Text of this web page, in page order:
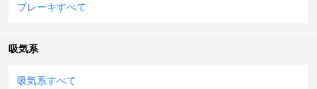
ブレーキすべて
吸気系
吸気系すべて